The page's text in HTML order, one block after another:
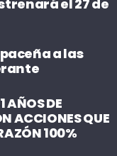
el 27 de
a las
AÑOS DE
ACCIONES QUE
100%